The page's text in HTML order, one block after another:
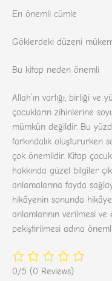
En önemli cümle
Göklerdeki düzeni
Bu kitap neden önemli
Allah’ın varlığı, birliği
çocukların zihinlerine
mümkün değildir. Bu
farkındalık oluştururken
çok önemlidir. Kitap
hakkında güzel bilgiler
anlamalarına fayda
hikâyenin sonunda
anlamlarının verilmesi
pekiştirilmesi adına
0/5 (0 Reviews)